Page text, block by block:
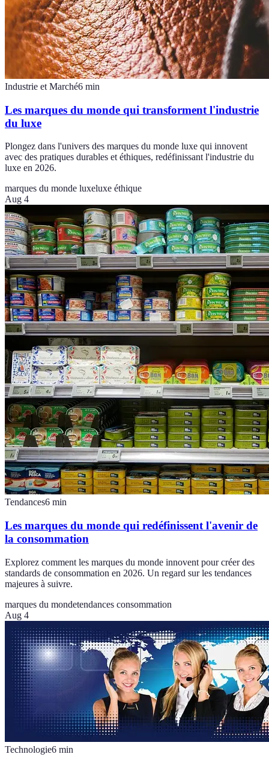
Industrie et Marché6 min
Les marques du monde qui transforment l'industrie
du luxe
Plongez dans l'univers des marques du monde luxe qui innovent
avec des pratiques durables et éthiques, redéfinissant l'industrie du
luxe en 2026.
marques du monde luxeluxe éthique
Aug 4
Tendances6 min
Les marques du monde qui redéfinissent l'avenir de
la consommation
Explorez comment les marques du monde innovent pour créer des
standards de consommation en 2026. Un regard sur les tendances
majeures à suivre.
marques du mondetendances consommation
Aug 4
Technologie6 min